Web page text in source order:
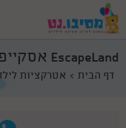
EscapeLand אסקייפ לנד
דף הבית אטרקציות